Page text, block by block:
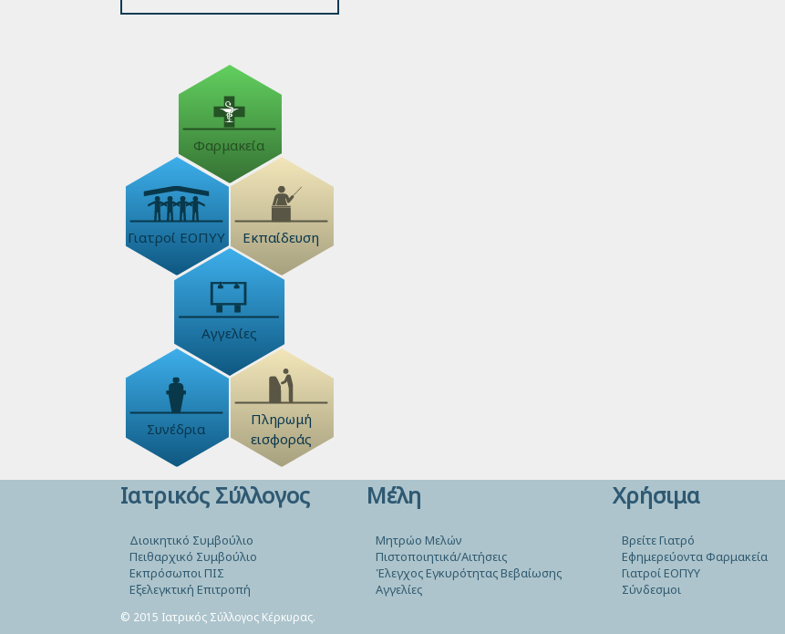
Φαρμακεία
Γιατροί ΕΟΠΥΥ Εκπαίδευση
Αγγελίες
Συνέδρια
Πληρωμή
εισφοράς
Ιατρικός Σύλλογος
Διοικητικό Συμβούλιο
Πειθαρχικό Συμβούλιο
Εκπρόσωποι ΠΙΣ
Εξελεγκτική Επιτροπή
Μέλη
Μητρώο Μελών
Πιστοποιητικά/Αιτήσεις
Έλεγχος Εγκυρότητας Βεβαίωσης
Αγγελίες
Χρήσιμα
Βρείτε Γιατρό
Εφημερεύοντα Φαρμακεία
Γιατροί ΕΟΠΥΥ
Σύνδεσμοι
© 2015 Ιατρικός Σύλλογος Κέρκυρας.